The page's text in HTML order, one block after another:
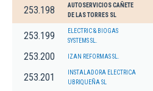
253.198
AUTOSERVICIOS CAÑETE
DE LAS TORRES SL
253.199
ELECTRIC & BIOGAS
SYSTEMS SL.
253.200 IZAN REFORMAS SL.
253.201
INSTALADORA ELECTRICA
UBRIQUEÑA SL